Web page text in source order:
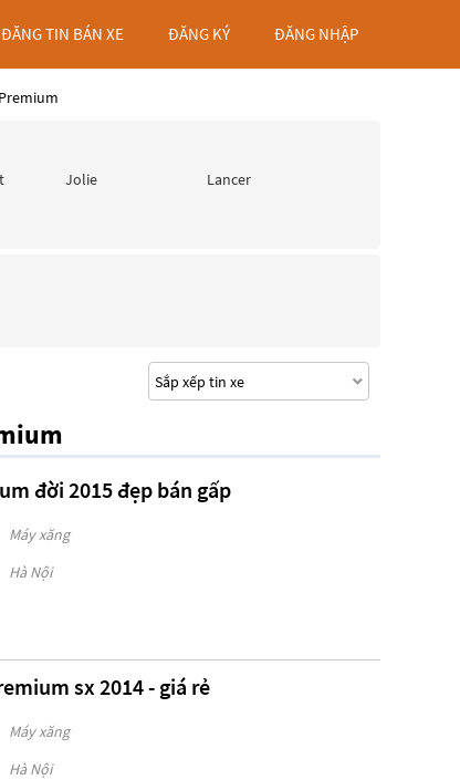
ĐĂNG TIN BÁN XE ĐĂNG KÝ ĐĂNG NHẬP
Jolie
Lancer
đời 2015 đẹp bán gấp
Máy xăng
Hà Nội
sx 2014 - giá rẻ
Máy xăng
Hà Nội